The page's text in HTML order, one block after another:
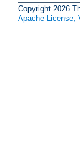
Copyright 2026
Apache License,